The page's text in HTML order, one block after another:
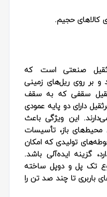
کالاهای حجیم.
صنعتی است که
و بر روی ریل‌های زمینی
سقفی که به سقف
دارای دو پایه عمودی
این ویژگی باعث
محیط‌های باز، تأسیسات
تولیدی که امکان
گزینه ایده‌آلی باشد.
تک‌ پل و دوپل ساخته
باربری تا چند صد تن را